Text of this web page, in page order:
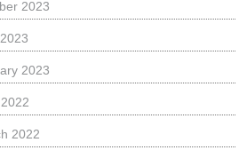
2023
2023
2022